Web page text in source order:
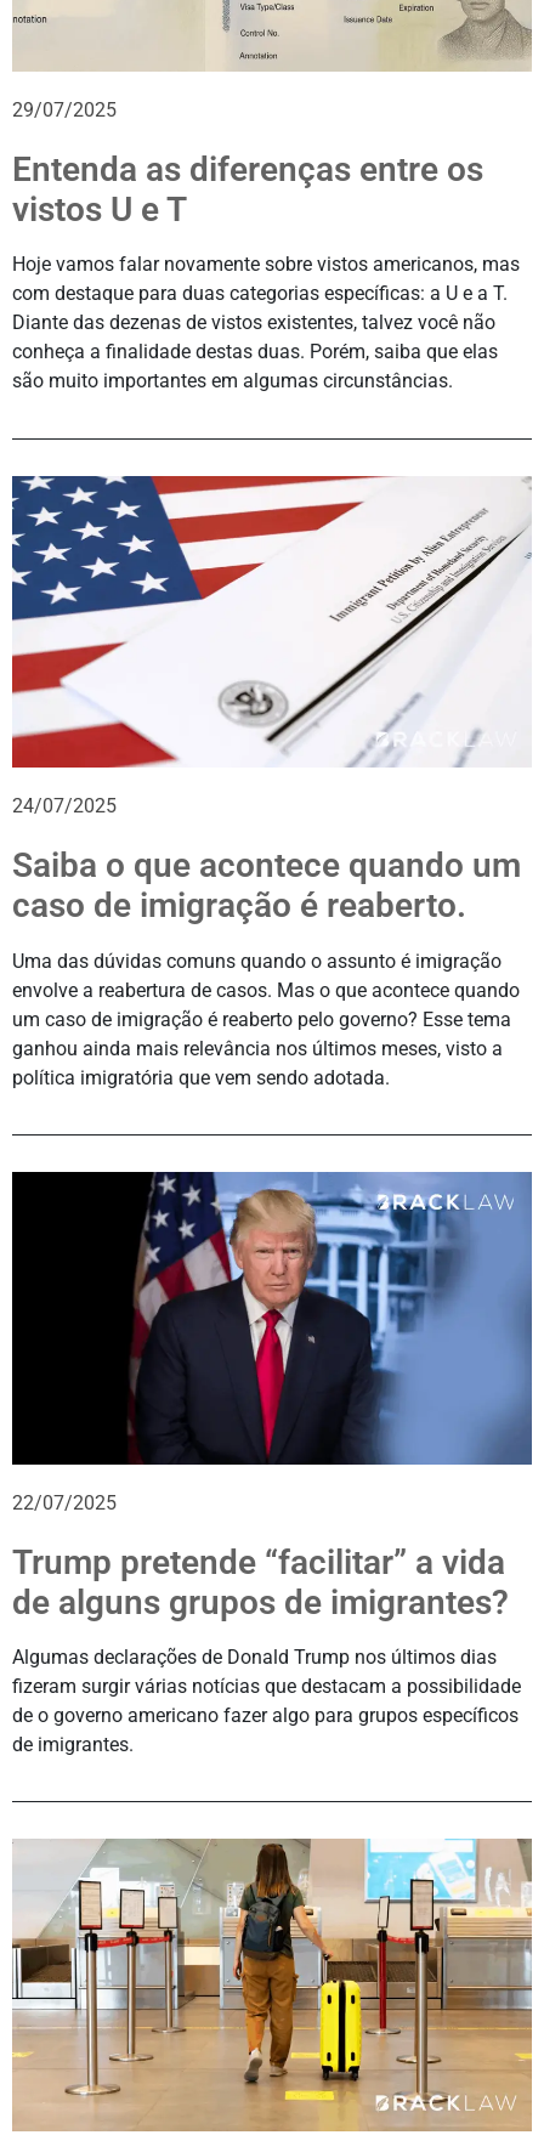
29/07/2025
Entenda as diferenças entre os
vistos U e T
Hoje vamos falar novamente sobre vistos americanos, mas
com destaque para duas categorias específicas: a U e a T.
Diante das dezenas de vistos existentes, talvez você não
conheça a finalidade destas duas. Porém, saiba que elas
são muito importantes em algumas circunstâncias.
24/07/2025
Saiba o que acontece quando um
caso de imigração é reaberto.
Uma das dúvidas comuns quando o assunto é imigração
envolve a reabertura de casos. Mas o que acontece quando
um caso de imigração é reaberto pelo governo? Esse tema
ganhou ainda mais relevância nos últimos meses, visto a
política imigratória que vem sendo adotada.
22/07/2025
Trump pretende “facilitar” a vida
de alguns grupos de imigrantes?
Algumas declarações de Donald Trump nos últimos dias
fizeram surgir várias notícias que destacam a possibilidade
de o governo americano fazer algo para grupos específicos
de imigrantes.